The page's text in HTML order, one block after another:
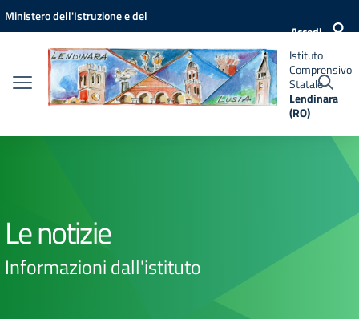
Vai ai contenuti
Vai al menu di navigazione
Vai al footer
Ministero dell'Istruzione e del
Accedi
Istituto
Comprensivo
Lendinara
(RO)
Istituto
Comprensivo
Statale
Lendinara
(RO)
Le notizie
Informazioni dall'istituto